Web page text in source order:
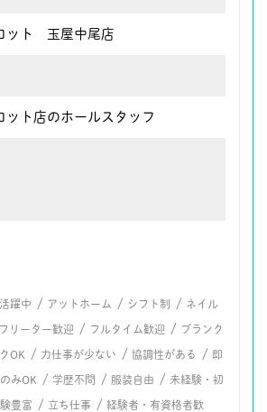
ット 玉屋中尾店
ット店のホールスタッフ
躍中 / アットホーム / シフト制 / ネイル
フリーター歓迎 / フルタイム歓迎 / ブランク
OK / 力仕事が少ない / 協調性がある / 即
みOK / 学歴不問 / 服装自由 / 未経験・初
豊富 / 立ち仕事 / 経験者・有資格者歓